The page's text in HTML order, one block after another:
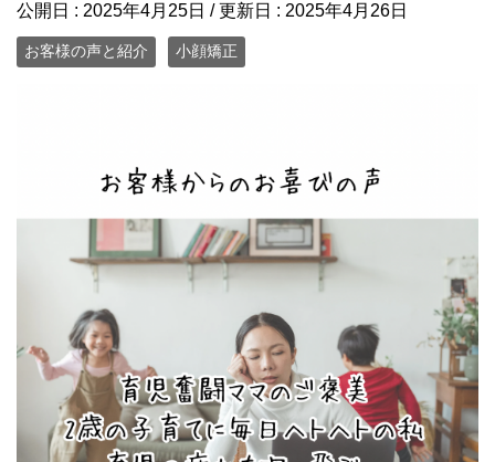
公開日 : 2025年4月25日 / 更新日 : 2025年4月26日
お客様の声と紹介 小顔矯正